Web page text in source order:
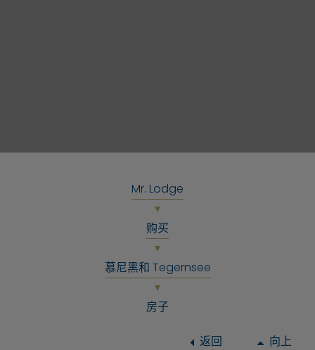
Mr. Lodge
购买
慕尼黑和 Tegernsee
房子
返回 向上